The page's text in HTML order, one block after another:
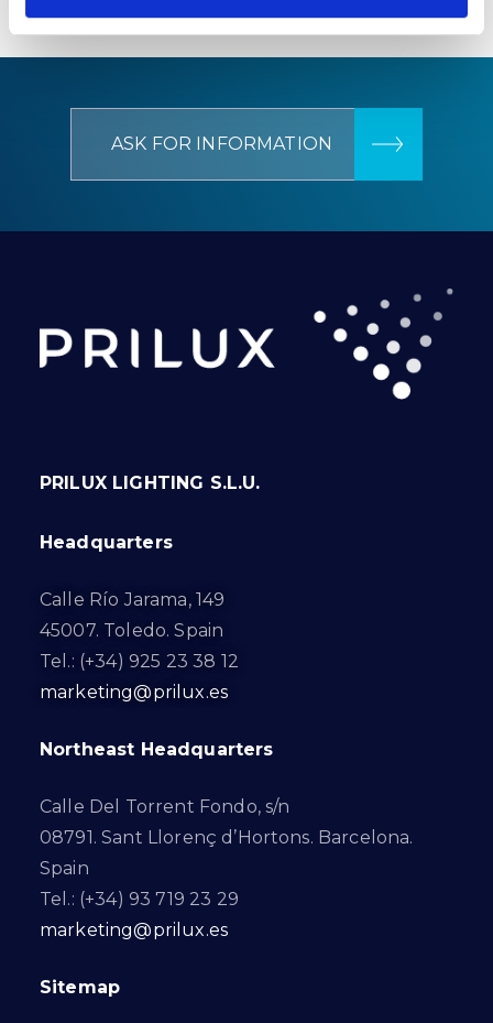
ASK FOR INFORMATION
PRILUX LIGHTING S.L.U.
Headquarters
Calle Río Jarama, 149
45007. Toledo. Spain
Tel.: (+34) 925 23 38 12
marketing@prilux.es
Northeast Headquarters
Calle Del Torrent Fondo, s/n
08791. Sant Llorenç d’Hortons. Barcelona.
Spain
Tel.: (+34) 93 719 23 29
marketing@prilux.es
Sitemap